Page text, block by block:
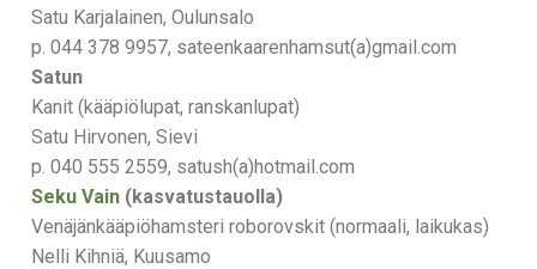
Satu Karjalainen, Oulunsalo
p. 044 378 9957, sateenkaarenhamsut(a)gmail.com
Satun
Kanit (kääpiölupat, ranskanlupat)
Satu Hirvonen, Sievi
p. 040 555 2559, satush(a)hotmail.com
Seku Vain (kasvatustauolla)
Venäjänkääpiöhamsteri roborovskit (normaali, laikukas)
Nelli Kihniä, Kuusamo